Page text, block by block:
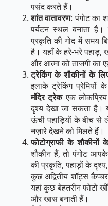
पसंद करते हैं।
शांत वातावरण: पंगोट का
पर्यटन स्थल बनाता है।
प्रकृति की गोद में समय
है। यहाँ के हरे-भरे
और आत्मा को ताजगी का
ट्रेकिंग के शौकीनों के
इलाके ट्रेकिंग प्रेमियों
मंदिर ट्रेकएक
दृश्य देखा जा सकता है।
ऊंची पहाड़ियों के बीच से
नज़ारे देखने को मिलते हैं।
फोटोग्राफी के शौकीनों
शौकीन हैं, तो पंगोट
की प्रकृति, पहाड़ों के
कुछ अद्वितीय शॉट्स
यहां कुछ बेहतरीन फोटो
और खास बनाती हैं।